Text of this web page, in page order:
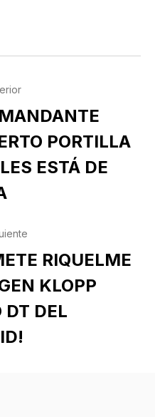
PORTILLA
ESTÁ DE
RIQUELME
KLOPP
DT DEL